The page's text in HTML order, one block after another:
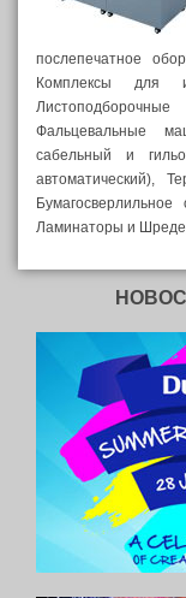
послепечатное
Комплексы для
Фальцевальные
сабельный и
автоматический),
Ламинаторы и